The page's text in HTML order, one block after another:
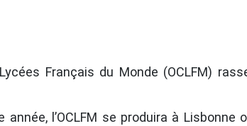
Français du Monde (OCLFM)
année, l’OCLFM se produira à